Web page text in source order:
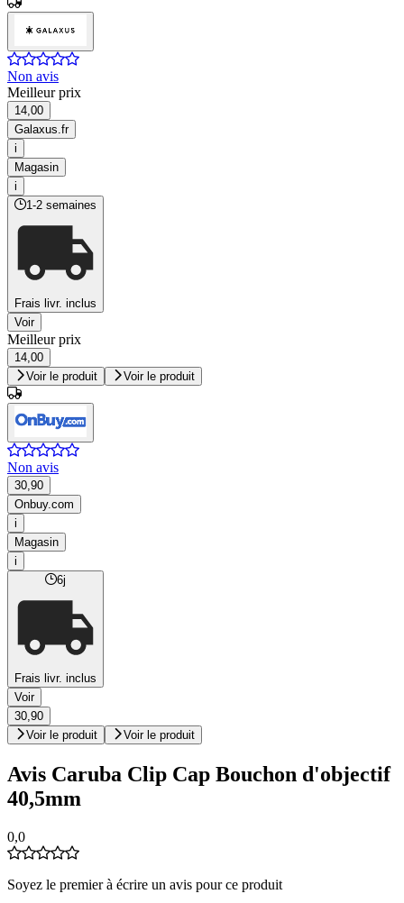
Non avis
Meilleur prix
14,00
Galaxus.fr
i
Magasin
i
1-2 semaines
Frais livr. inclus
Voir
Meilleur prix
14,00
Voir le produit
Voir le produit
Non avis
30,90
Onbuy.com
i
Magasin
i
6j
Frais livr. inclus
Voir
30,90
Voir le produit
Voir le produit
Avis Caruba Clip Cap Bouchon d'objectif
40,5mm
0,0
Soyez le premier à écrire un avis pour ce produit